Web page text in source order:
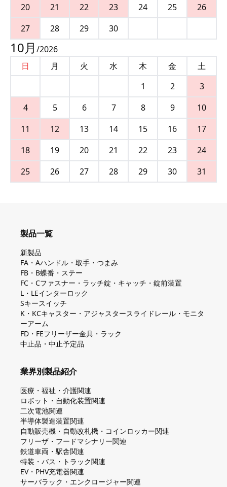
20
21 22 23 24 25
26
27
28 29 30
10月 /2026
日
月 火 水 木 金
土
1
2
3
4
5 6 7 8 9
10
11
12 13 14 15 16
17
18
19 20 21 22 23
24
25
26 27 28 29 30 31
製品一覧
新製品
FA・Aハンドル・取手・つまみ
FB・B蝶番・ステー
FC・Cファスナー・ラッチ錠・キャッチ・錠前装置
L・LEインターロック
Sキースイッチ
K・KCキャスター・アジャスタースライドレール・モニタ
ーアーム
FD・FEフリーザー金具・ラック
中止品・中止予定品
業界別製品紹介
医療・福祉・介護関連
ロボット・自動化装置関連
二次電池関連
半導体製造装置関連
自動販売機・自動改札機・コインロッカー関連
フリーザ・フードマシナリー関連
鉄道車両・駅舎関連
特装・バス・トラック関連
EV・PHV充電器関連
サーバラック・エンクロージャー関連